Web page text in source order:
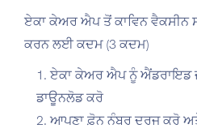
ਏਕਾ ਕੇਅਰ ਐਪ ਤੋਂ ਕਾਵਿਨ ਵੈਕਸੀਨ
ਕਰਨ ਲਈ ਕਦਮ (3 ਕਦਮ)
ਏਕਾ ਕੇਅਰ ਐਪ ਨੂੰ ਐਂਡਰਾਇਡ
ਡਾਊਨਲੋਡ ਕਰੋ
ਆਪਣਾ ਫ਼ੋਨ ਨੰਬਰ ਦਰਜ ਕਰੋ